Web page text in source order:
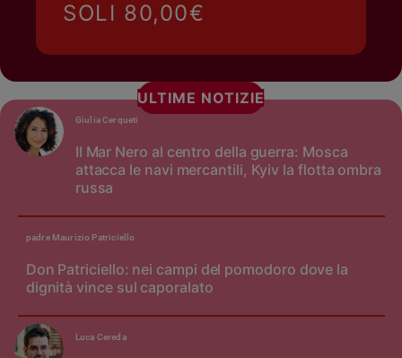
SOLI 80,00€
ULTIME NOTIZIE
Il Mar Nero al centro della guerra: Mosca
attacca le navi mercantili, Kyiv la flotta ombra
russa
Giulia Cerqueti
Don Patriciello: nei campi del pomodoro dove la
dignità vince sul caporalato
padre Maurizio Patriciello
Luca Cereda